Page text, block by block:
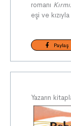
romanı
eşi ve
Paylaş
Yazarın